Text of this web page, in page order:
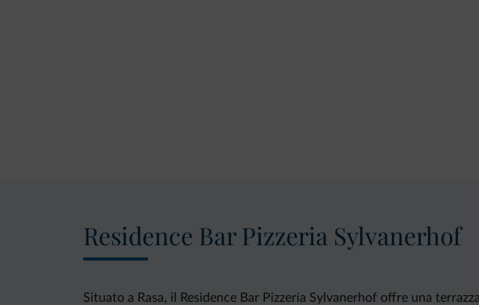
Residence Bar Pizzeria Sylvanerhof
Situato a Rasa, il Residence Bar Pizzeria Sylvanerhof offre una